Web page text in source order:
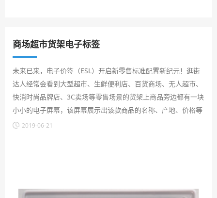
商场超市货架电子标签
未来已来，电子价签（ESL）开启新零售标准配置新纪元！逛街
达人经常会看到大型超市、生鲜便利店、百货商场、无人超市、
快消时尚品牌店、3C卖场等零售场景的货架上商品旁边都有一块
小小的电子屏幕，该屏幕展示出该款商品的名称、产地、价格等
信息，原来的纸质价签全都消失不见了，该电子屏幕就是电子价
2019-06-21